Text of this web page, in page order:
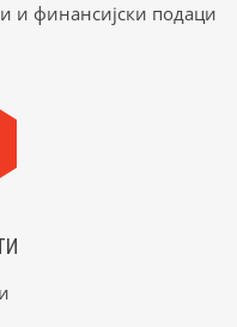
и финансијски подаци